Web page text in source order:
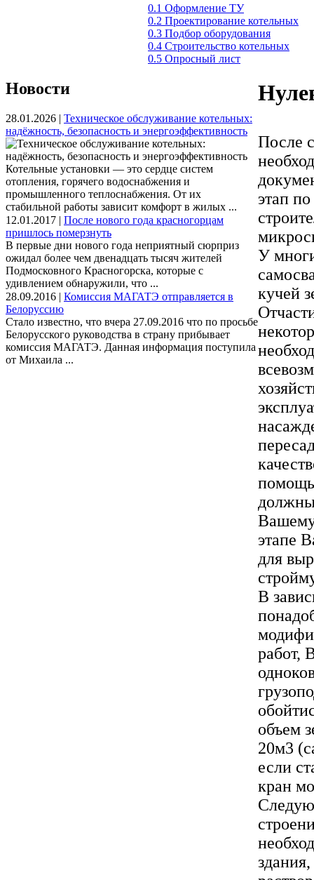
0.1 Оформление ТУ
0.2 Проектирование котельных
0.3 Подбор оборудования
0.4 Строительство котельных
0.5 Опросный лист
Новости
28.01.2026 | Техническое обслуживание котельных:
надёжность, безопасность и энергоэффективность
Котельные установки — это сердце систем
отопления, горячего водоснабжения и
промышленного теплоснабжения. От их
стабильной работы зависит комфорт в жилых ...
12.01.2017 | После нового года красногорцам
пришлось померзнуть
В первые дни нового года неприятный сюрприз
ожидал более чем двенадцать тысяч жителей
Подмосковного Красногорска, которые с
удивлением обнаружили, что ...
28.09.2016 | Комиссия МАГАТЭ отправляется в
Белоруссию
Стало известно, что вчера 27.09.2016 что по просьбе
Белорусского руководства в страну прибывает
комиссия МАГАТЭ. Данная информация поступила
от Михаила ...
После
этап
У
кучей
помощь
должны
этапе
для
В
работ,
объем
20м3
если
кран